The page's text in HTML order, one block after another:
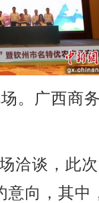
广西商
谈，此
意向，其中